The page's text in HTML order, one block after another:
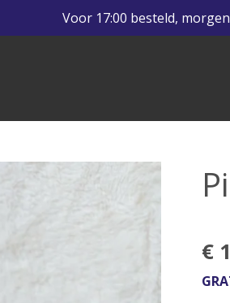
Voor 17:00 besteld,
€